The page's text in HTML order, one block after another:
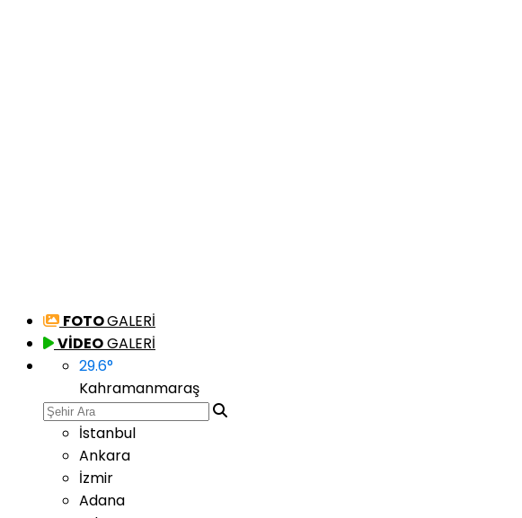
FOTOGALERİ
VİDEOGALERİ
29.6°
Kahramanmaraş
İstanbul
Ankara
İzmir
Adana